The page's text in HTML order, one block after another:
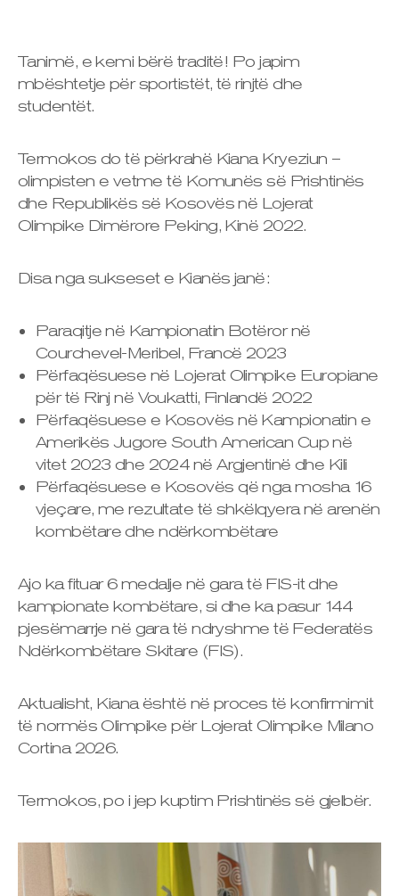
Tanimë, e kemi bërë traditë! Po japim
mbështetje për sportistët, të rinjtë dhe
studentët.
Termokos do të përkrahë Kiana Kryeziun –
olimpisten e vetme të Komunës së Prishtinës
dhe Republikës së Kosovës në Lojerat
Olimpike Dimërore Peking, Kinë 2022.
Disa nga sukseset e Kianës janë:
Paraqitje në Kampionatin Botëror në
Courchevel-Meribel, Francë 2023
Përfaqësuese në Lojerat Olimpike Europiane
për të Rinj në Voukatti, Finlandë 2022
Përfaqësuese e Kosovës në Kampionatin e
Amerikës Jugore South American Cup në
vitet 2023 dhe 2024 në Argjentinë dhe Kili
Përfaqësuese e Kosovës që nga mosha 16
vjeçare, me rezultate të shkëlqyera në arenën
kombëtare dhe ndërkombëtare
Ajo ka fituar 6 medalje në gara të FIS-it dhe
kampionate kombëtare, si dhe ka pasur 144
pjesëmarrje në gara të ndryshme të Federatës
Ndërkombëtare Skitare (FIS).
Aktualisht, Kiana është në proces të konfirmimit
të normës Olimpike për Lojerat Olimpike Milano
Cortina 2026.
Termokos, po i jep kuptim Prishtinës së gjelbër.